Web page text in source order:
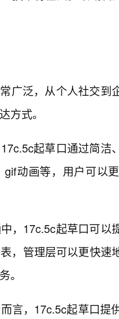
广泛，从个人社交到
方式。
起草口通过简洁
动画等，用户可以
，17c.5c起草口可以
，管理层可以更快速
。
言，17c.5c起草口提